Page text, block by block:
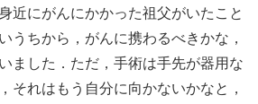
近にがんにかかった祖父がいたこと
うちから，がんに携わるべきかな，
ました．ただ，手術は手先が器用な
それはもう自分に向かないかなと，